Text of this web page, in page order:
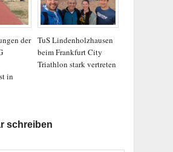
der
in
TuS Lindenholzhausen
beim Frankfurt City
Triathlon stark vertreten
schreiben